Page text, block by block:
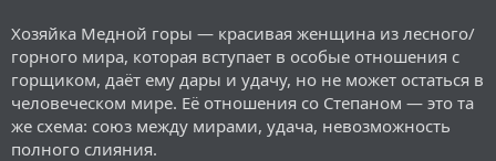
Хозяйка Медной горы — красивая женщина из лесного/
горного мира, которая вступает в особые отношения с
горщиком, даёт ему дары и удачу, но не может остаться в
человеческом мире. Её отношения со Степаном — это та
же схема: союз между мирами, удача, невозможность
полного слияния.